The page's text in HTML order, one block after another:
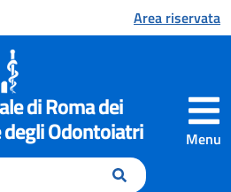
Area riservata
Menu
di Roma dei
Odontoiatri